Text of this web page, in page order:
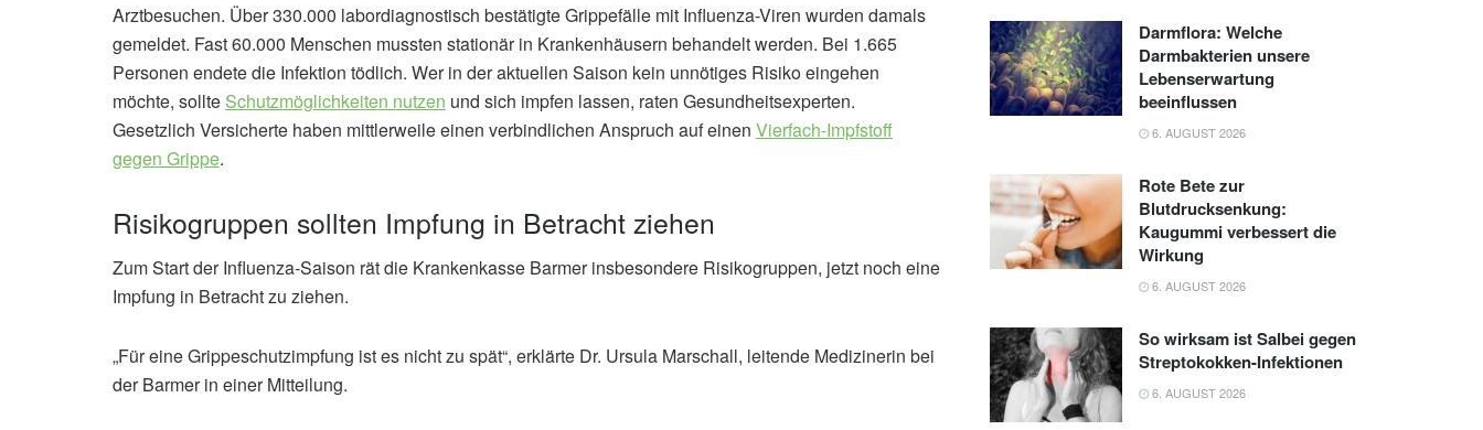
Arztbesuchen. Über 330.000 labordiagnostisch bestätigte Grippefälle mit Influenza-Viren wurden damals
gemeldet. Fast 60.000 Menschen mussten stationär in Krankenhäusern behandelt werden. Bei 1.665
Personen endete die Infektion tödlich. Wer in der aktuellen Saison kein unnötiges Risiko eingehen
möchte, sollte Schutzmöglichkeiten nutzen und sich impfen lassen, raten Gesundheitsexperten.
Gesetzlich Versicherte haben mittlerweile einen verbindlichen Anspruch auf einen Vierfach-Impfstoff
gegen Grippe.
Risikogruppen sollten Impfung in Betracht ziehen
Zum Start der Influenza-Saison rät die Krankenkasse Barmer insbesondere Risikogruppen, jetzt noch eine
Impfung in Betracht zu ziehen.
„Für eine Grippeschutzimpfung ist es nicht zu spät“, erklärte Dr. Ursula Marschall, leitende Medizinerin bei
der Barmer in einer Mitteilung.
Darmflora: Welche
Darmbakterien unsere
Lebenserwartung
beeinflussen
6. AUGUST 2026
Rote Bete zur
Blutdrucksenkung:
Kaugummi verbessert die
Wirkung
6. AUGUST 2026
So wirksam ist Salbei gegen
Streptokokken-Infektionen
6. AUGUST 2026